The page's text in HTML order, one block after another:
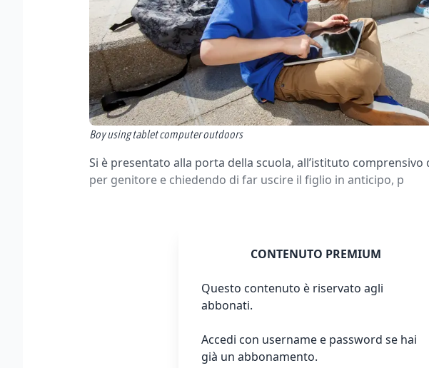
Boy using tablet computer outdoors
Si è presentato alla porta della scuola, all’istituto comprensivo
per genitore e chiedendo di far uscire il figlio in anticipo, p
CONTENUTO PREMIUM
Questo contenuto è riservato agli
abbonati.
Accedi con username e password se hai
già un abbonamento.